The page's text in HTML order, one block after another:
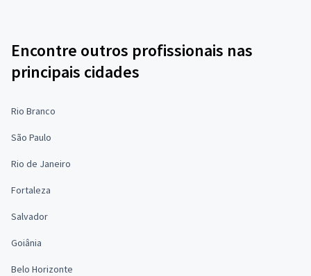
Encontre outros profissionais nas
principais cidades
Rio Branco
São Paulo
Rio de Janeiro
Fortaleza
Salvador
Goiânia
Belo Horizonte